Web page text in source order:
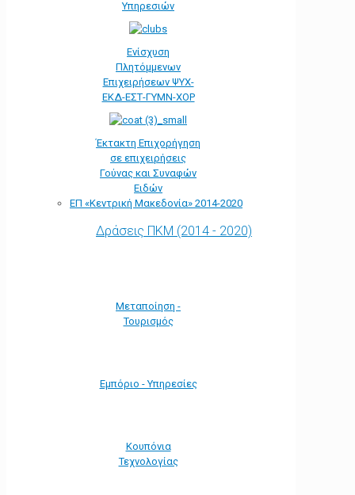
Υπηρεσιών
Ενίσχυση
Πλητόμμενων
Επιχειρήσεων ΨΥΧ-
ΕΚΔ-ΕΣΤ-ΓΥΜΝ-ΧΟΡ
Έκτακτη Επιχορήγηση
σε επιχειρήσεις
Γούνας και Συναφών
Ειδών
ΕΠ «Kεντρική Μακεδονία» 2014-2020
Δράσεις ΠΚΜ (2014 - 2020)
Μεταποίηση -
Τουρισμός
Εμπόριο - Υπηρεσίες
Κουπόνια
Τεχνολογίας